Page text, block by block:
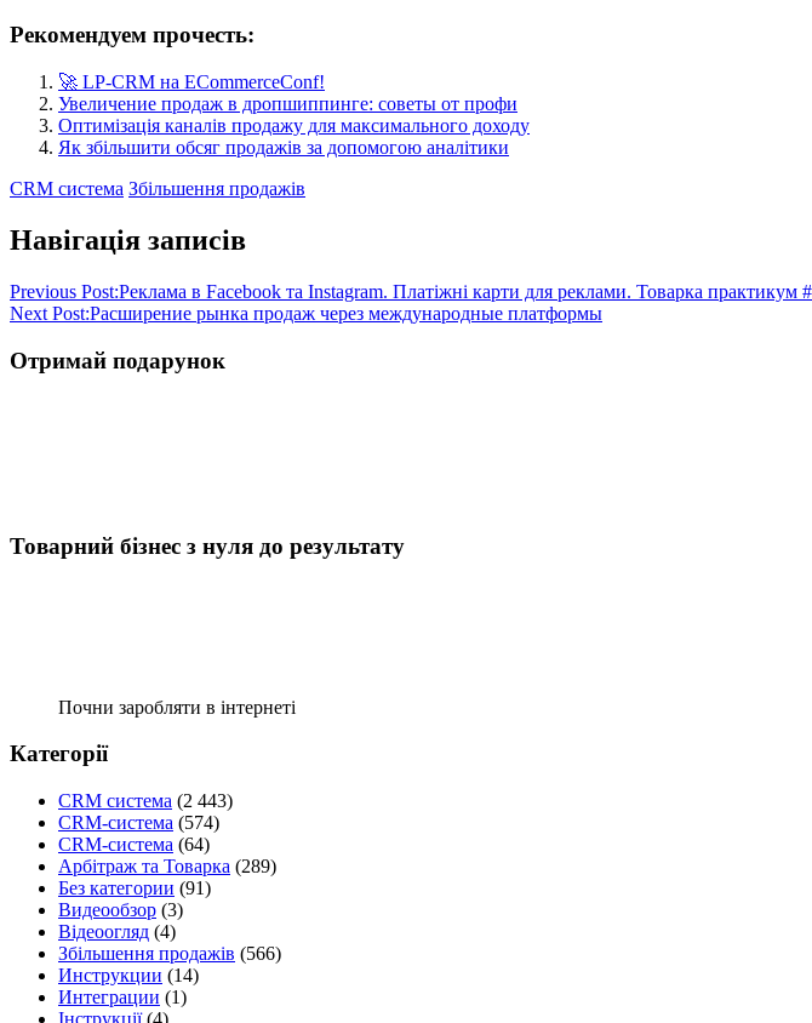
Рекомендуем прочесть:
🚀 LP-CRM на ECommerceConf!
Увеличение продаж в дропшиппинге: советы от профи
Оптимізація каналів продажу для максимального доходу
Як збільшити обсяг продажів за допомогою аналітики
CRM система Збільшення продажів
Навігація записів
Previous Post:Реклама в Facebook та Instagram. Платіжні карти для реклами. Товарка практикум
Next Post:Расширение рынка продаж через международные платформы
Отримай подарунок
Товарний бізнес з нуля до результату
Почни заробляти в інтернеті
Категорії
CRM система (2 443)
CRM-система (574)
CRM-система (64)
Арбітраж та Товарка (289)
Без категории (91)
Видеообзор (3)
Відеоогляд (4)
Збільшення продажів (566)
Инструкции (14)
Интеграции (1)